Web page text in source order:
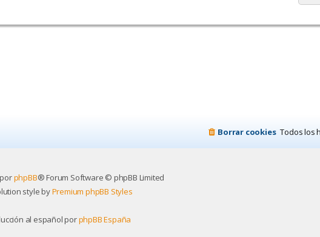
Todos los
Borrar cookies
phpBB® Forum Software © phpBB Limited
style byPremium phpBB Styles
al español porphpBB España